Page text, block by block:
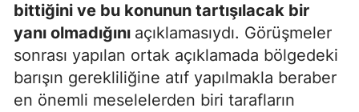
bittiğini ve bu konunun tartışılacak bir
yanı olmadığını açıklamasıydı. Görüşmeler
sonrası yapılan ortak açıklamada bölgedeki
barışın gerekliliğine atıf yapılmakla beraber
en önemli meselelerden biri tarafların